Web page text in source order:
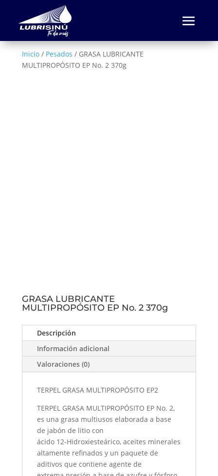
Inicio/ Pesados / GRASA LUBRICANTE
MULTIPROPÓSITO EP No. 2 370g
GRASA LUBRICANTE
MULTIPROPÓSITO EP No. 2 370g
Descripción
Información adicional
Valoraciones (0)
TERPEL GRASA MULTIPROPÓSITO EP2
TERPEL GRASA MULTIPROPÓSITO EP No. 2,
es una grasa multiusos elaborada a base
de jabón de litio con
ácido 12-Hidroxiesteárico, aceites minerales
altamente refinados y un paquete de
aditivos que contiene agente de